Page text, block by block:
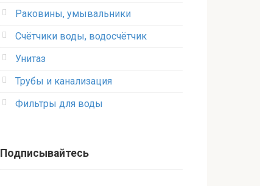
Раковины, умывальники
Счётчики воды, водосчётчик
Унитаз
Трубы и канализация
Фильтры для воды
Подписывайтесь